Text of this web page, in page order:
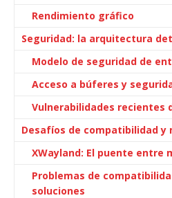
Rendimiento gráfico
Seguridad: la arquitectura
Modelo de seguridad de
Acceso a búferes y
Vulnerabilidades recientes
Desafíos de compatibilidad y
XWayland: El puente entre
Problemas de
soluciones